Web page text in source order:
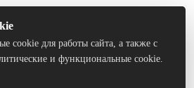
cookie для работы сайта, а также с
и функциональные cookie.